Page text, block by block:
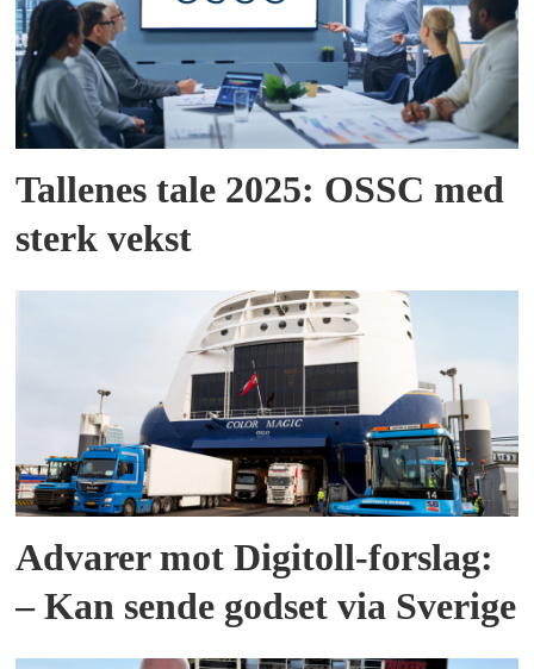
Tallenes tale 2025: OSSC med
sterk vekst
Advarer mot Digitoll-forslag:
– Kan sende godset via Sverige